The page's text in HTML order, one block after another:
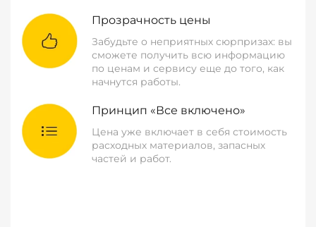
Прозрачность цены
Забудьте о неприятных сюрпризах: вы
сможете получить всю информацию
по ценам и сервису еще до того, как
начнутся работы.
Принцип «Все включено»
Цена уже включает в себя стоимость
расходных материалов, запасных
частей и работ.